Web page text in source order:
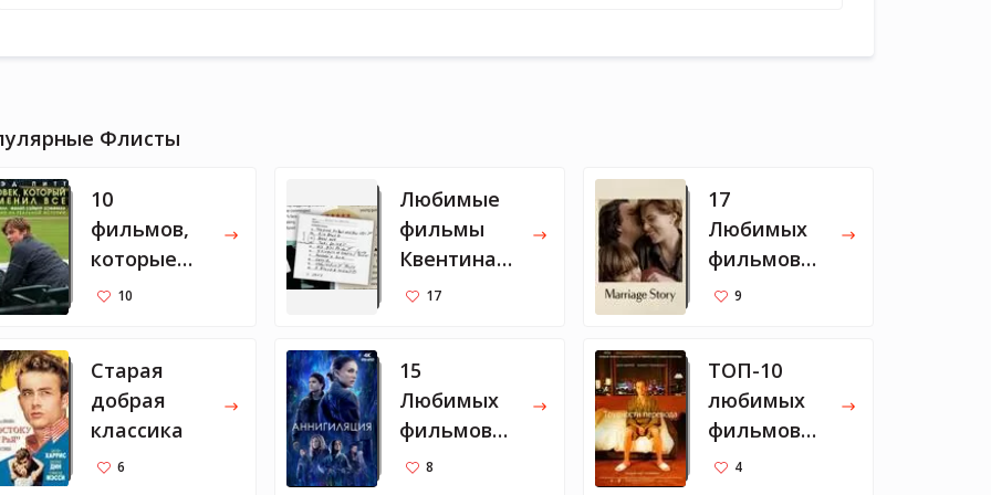
Флисты
10
фильмов,
которые
нравятся
10
Любимые
фильмы
Квентина
Тарантино
17
17
Любимых
фильмов
2019
9
Старая
добрая
классика
6
15
Любимых
фильмов
Барака
8
ТОП-10
любимых
фильмов
Ивана
4